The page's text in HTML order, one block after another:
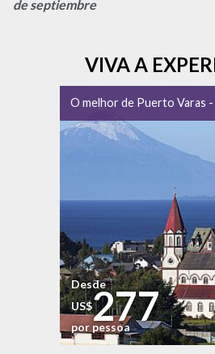
de septiembre
VIVA A
O melhor de Puerto Varas
Desde
US$277
por pessoa